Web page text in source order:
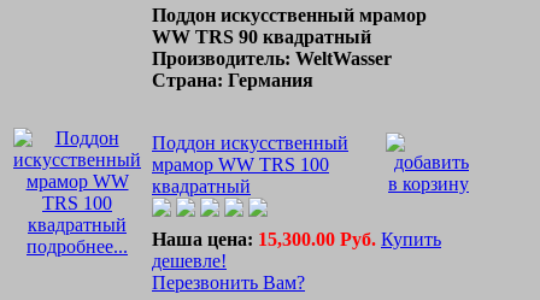
Поддон искусственный мрамор
WW TRS 90 квадратный
Производитель: WeltWasser
Страна: Германия
подробнее...
Поддон искусственный
мрамор WW TRS 100
квадратный
Наша цена: 15,300.00 Руб. Купить
дешевле!
Перезвонить Вам?